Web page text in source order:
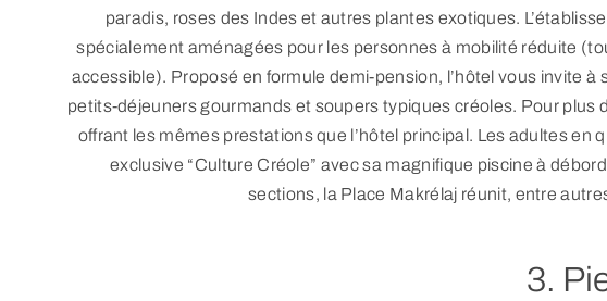
paradis, roses des Indes et autres plantes exotiques.
spécialement aménagées pour les personnes à mobilité réduite
accessible). Proposé en formule demi-pension, l’hôtel vous invite
petits-déjeuners gourmands et soupers typiques créoles. Pour plus
offrant les mêmes prestations que l’hôtel principal. Les adultes en
exclusive “Culture Créole” avec sa magnifique piscine à
sections, la Place Makrélaj réunit, entre
3.